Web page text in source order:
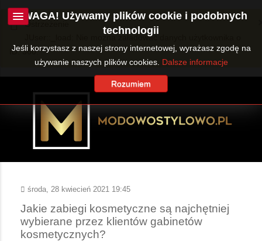
Ostrzeżenie
JUser::_load: Nie można załadować danych użytkownika o
ID: 360.
środa, 28 kwiecień 2021 19:45
Jakie zabiegi kosmetyczne są najchętniej
wybierane przez klientów gabinetów
kosmetycznych?
UWAGA! Używamy plików cookie i podobnych
technologii
Jeśli korzystasz z naszej strony internetowej, wyrażasz zgodę na
używanie naszych plików cookies. Dalsze informacje
Rozumiem